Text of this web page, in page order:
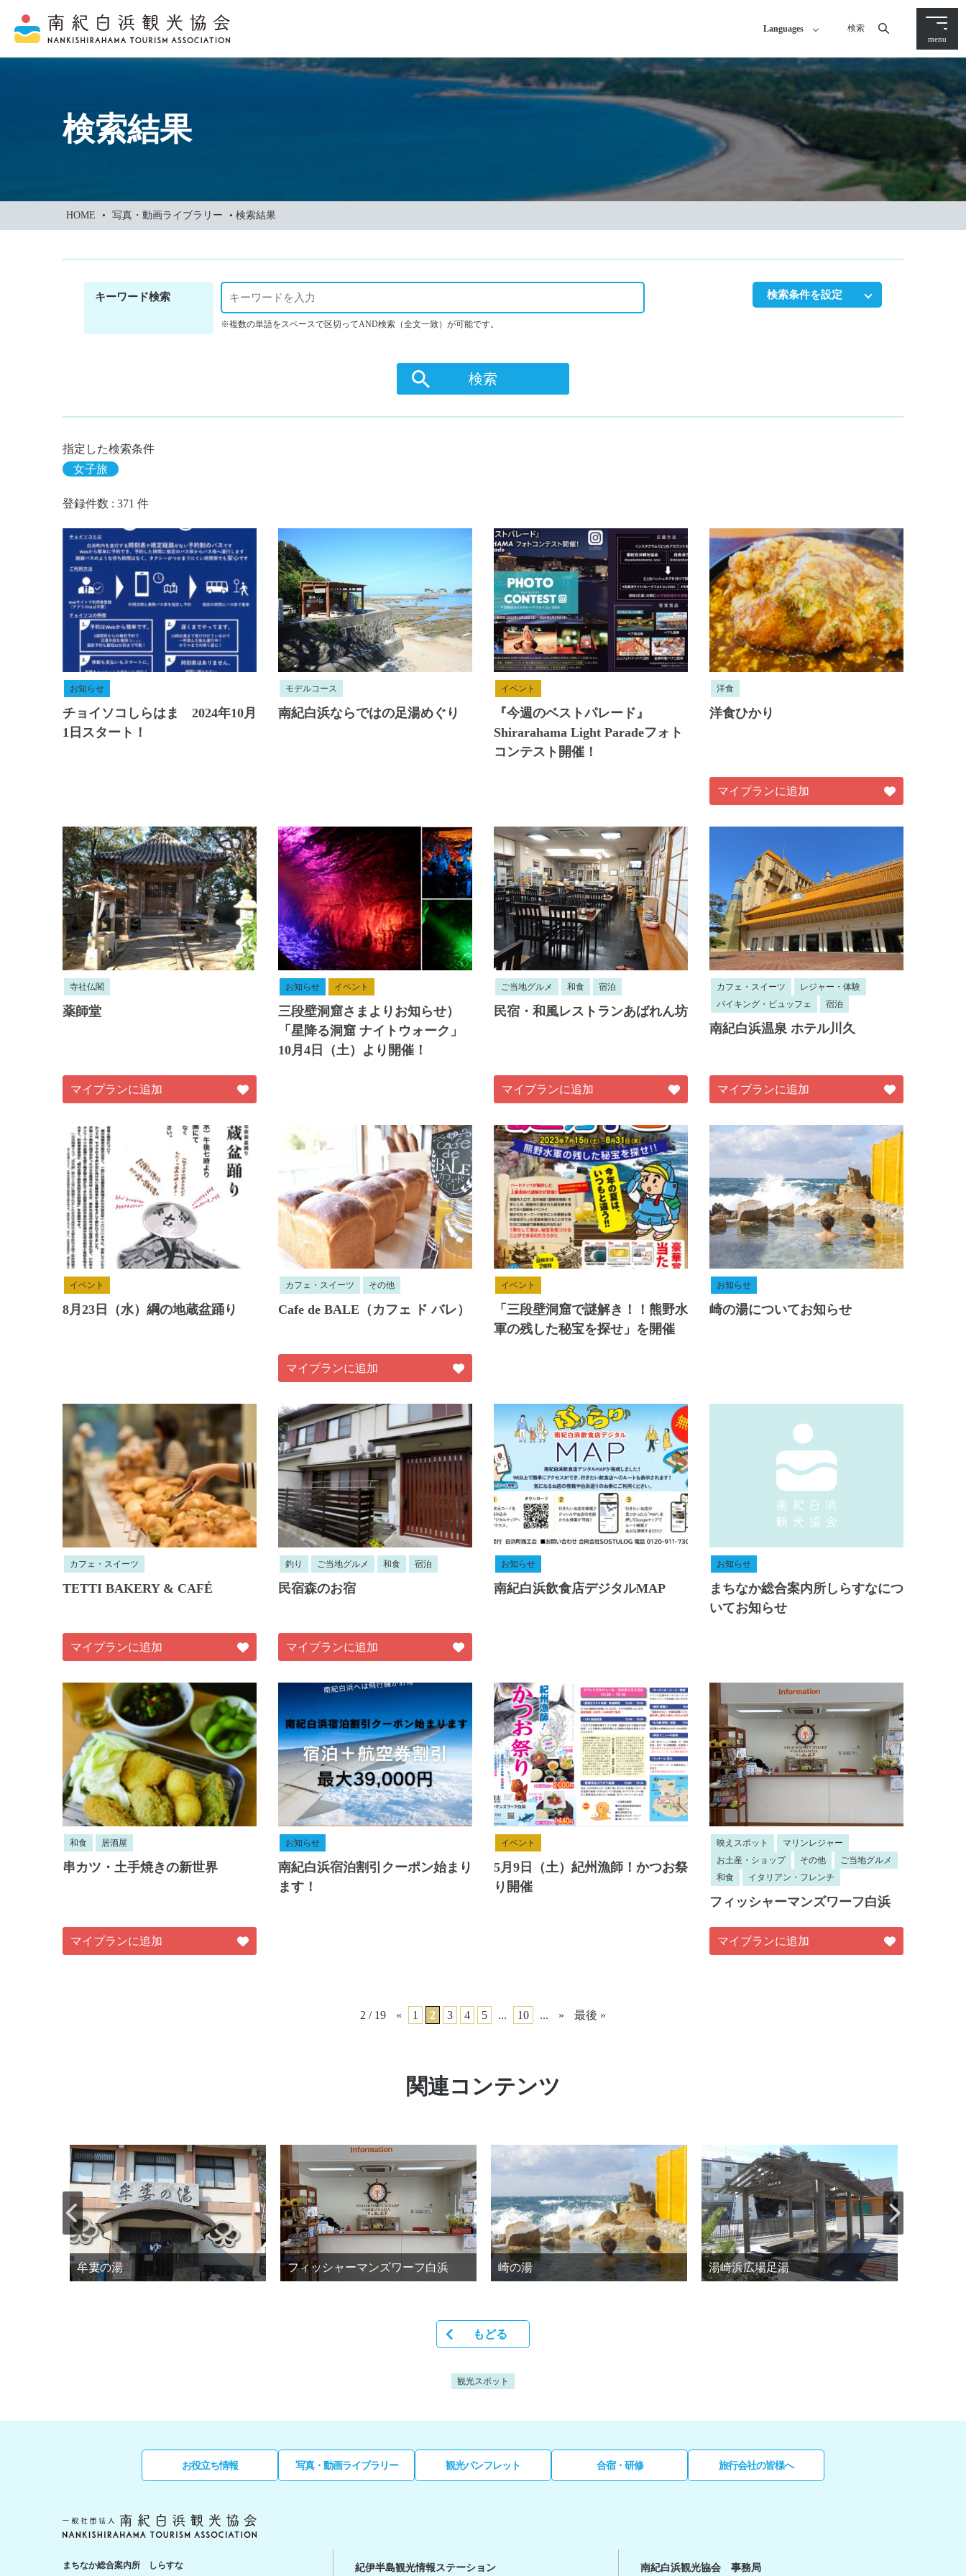
Languages 検索
menu
検索結果
HOME • 写真・動画ライブラリー • 検索結果
キーワード検索
※複数の単語をスペースで区切ってAND検索（全文一致）が可能です。
検索条件を設定
検索
指定した検索条件
女子旅
登録件数 : 371 件
お知らせ
チョイソコしらはま 2024年10月
1日スタート！
モデルコース
南紀白浜ならではの足湯めぐり
イベント
『今週のベストパレード』
Shirarahama Light Paradeフォト
コンテスト開催！
洋食
洋食ひかり
マイプランに追加
寺社仏閣
薬師堂
マイプランに追加
お知らせ イベント
三段壁洞窟さまよりお知らせ）
「星降る洞窟 ナイトウォーク」
10月4日（土）より開催！
ご当地グルメ 和食 宿泊
民宿・和風レストランあばれん坊
マイプランに追加
カフェ・スイーツ
レジャー・体験
バイキング・ビュッフェ
宿泊
南紀白浜温泉 ホテル川久
マイプランに追加
イベント
8月23日（水）綱の地蔵盆踊り
カフェ・スイーツ その他
Cafe de BALE（カフェ ド バレ）
マイプランに追加
イベント
「三段壁洞窟で謎解き！！熊野水
軍の残した秘宝を探せ」を開催
お知らせ
崎の湯についてお知らせ
カフェ・スイーツ
TETTI BAKERY & CAFÉ
マイプランに追加
釣り ご当地グルメ 和食 宿泊
民宿森のお宿
マイプランに追加
お知らせ
南紀白浜飲食店デジタルMAP
お知らせ
まちなか総合案内所しらすなにつ
いてお知らせ
和食 居酒屋
串カツ・土手焼きの新世界
マイプランに追加
お知らせ
南紀白浜宿泊割引クーポン始まり
ます！
イベント
5月9日（土）紀州漁師！かつお祭
り開催
映えスポット
マリンレジャー
お土産・ショップ
その他
ご当地グルメ
和食
イタリアン・フレンチ
フィッシャーマンズワーフ白浜
マイプランに追加
2 / 19 « 1 2 3 4 5 ... 10 ... » 最後 »
関連コンテンツ
牟婁の湯 フィッシャーマンズワーフ白浜 崎の湯 湯崎浜広場足湯
もどる
観光スポット
お役立ち情報 写真・動画ライブラリー 観光パンフレット 合宿・研修 旅行会社の皆様へ
まちなか総合案内所 しらすな 紀伊半島観光情報ステーション 南紀白浜観光協会 事務局